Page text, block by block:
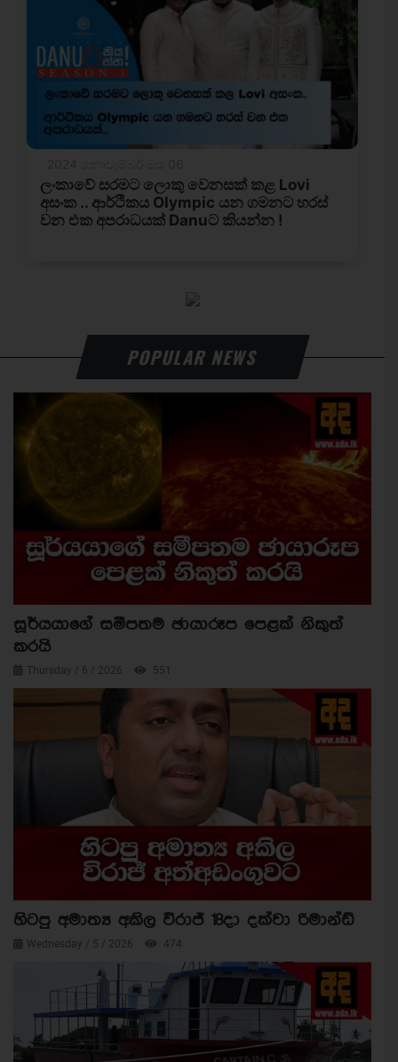
POPULAR NEWS
සූර්යයාගේ සමීපතම ඡායාරූප පෙළක් නිකුත්
කරයි
Thursday / 6 / 2026 551
හිටපු අමාත්‍ය අකිල විරාජ් 18දා දක්වා රිමාන්ඩ්
Wednesday / 5 / 2026 474